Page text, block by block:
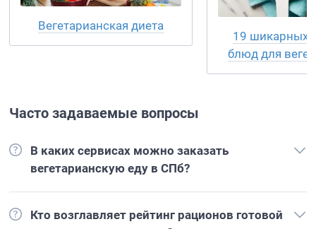
Вегетарианская диета
19 шикарных
блюд для
Часто задаваемые вопросы
В каких сервисах можно заказать
вегетарианскую еду в СПб?
Кто возглавляет рейтинг рационов готовой